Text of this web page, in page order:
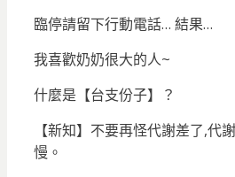
臨停請留下行動電話… 結果…
我喜歡奶奶很大的人~
什麼是【台支份子】？
【新知】不要再怪代謝差了,代
慢。